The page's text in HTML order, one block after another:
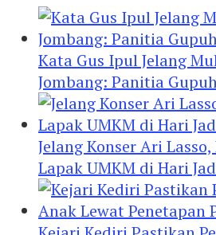
Kata Gus Ipul Jelang
Jombang: Panitia
Jelang Konser Ari
Lapak UMKM di Hari